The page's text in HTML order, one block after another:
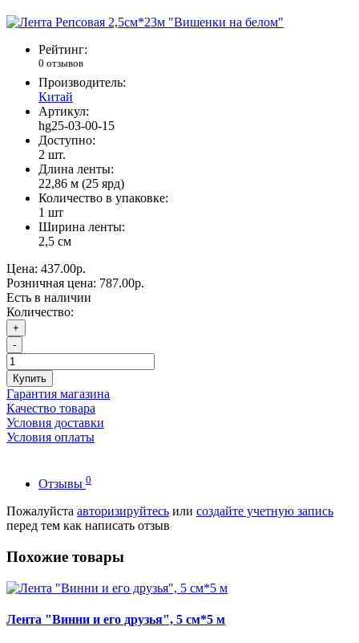
Рейтинг:
0 отзывов
Производитель:
Китай
Артикул:
hg25-03-00-15
Доступно:
2 шт.
Длина ленты:
22,86 м (25 ярд)
Количество в упаковке:
1 шт
Ширина ленты:
2,5 см
Цена: 437.00р.
Розничная цена: 787.00р.
Есть в наличии
Количество:
+
-
Купить
Гарантия магазина
Качество товара
Условия доставки
Условия оплаты
Отзывы 0
Пожалуйста авторизируйтесь или создайте учетную запись
перед тем как написать отзыв
Похожие товары
Лента "Винни и его друзья", 5 см*5 м